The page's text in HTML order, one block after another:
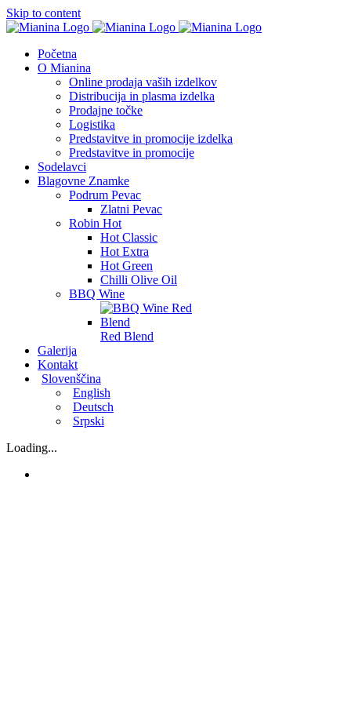
Skip to content
Početna
O Mianina
Online prodaja vaših izdelkov
Distribucija in plasma izdelka
Prodajne točke
Logistika
Predstavitve in promocije izdelka
Predstavitve in promocije
Sodelavci
Blagovne Znamke
Podrum Pevac
Zlatni Pevac
Robin Hot
Hot Classic
Hot Extra
Hot Green
Chilli Olive Oil
BBQ Wine
Red Blend
Galerija
Kontakt
Slovenščina
English
Deutsch
Srpski
Loading...